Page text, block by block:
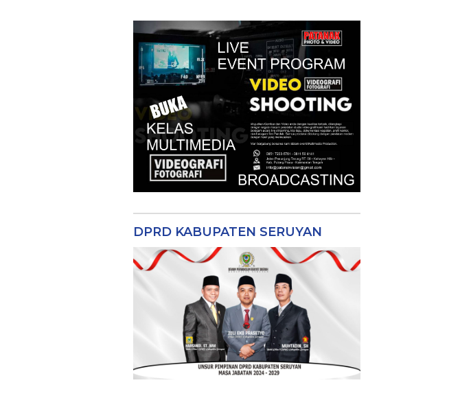
DPRD KABUPATEN SERUYAN